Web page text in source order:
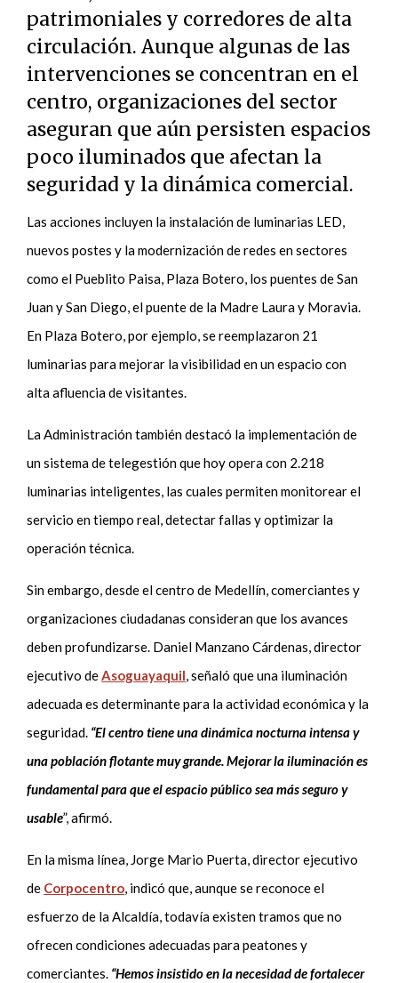
patrimoniales y corredores de alta
circulación. Aunque algunas de las
intervenciones se concentran en el
centro, organizaciones del sector
aseguran que aún persisten espacios
poco iluminados que afectan la
seguridad y la dinámica comercial.
Las acciones incluyen la instalación de luminarias LED,
nuevos postes y la modernización de redes en sectores
como el Pueblito Paisa, Plaza Botero, los puentes de San
Juan y San Diego, el puente de la Madre Laura y Moravia.
En Plaza Botero, por ejemplo, se reemplazaron 21
luminarias para mejorar la visibilidad en un espacio con
alta afluencia de visitantes.
La Administración también destacó la implementación de
un sistema de telegestión que hoy opera con 2.218
luminarias inteligentes, las cuales permiten monitorear el
servicio en tiempo real, detectar fallas y optimizar la
operación técnica.
Sin embargo, desde el centro de Medellín, comerciantes y
organizaciones ciudadanas consideran que los avances
deben profundizarse. Daniel Manzano Cárdenas, director
ejecutivo deAsoguayaquil, señaló que una iluminación
adecuada es determinante para la actividad económica y la
seguridad. “El centro tiene una dinámica nocturna intensa y
una población flotante muy grande. Mejorar la iluminación es
fundamental para que el espacio público sea más seguro y
usable”, afirmó.
En la misma línea, Jorge Mario Puerta, director ejecutivo
de Corpocentro, indicó que, aunque se reconoce el
esfuerzo de la Alcaldía, todavía existen tramos que no
ofrecen condiciones adecuadas para peatones y
comerciantes. “Hemos insistido en la necesidad de fortalecer